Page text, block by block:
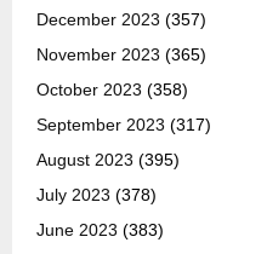
December 2023 (357)
November 2023 (365)
October 2023 (358)
September 2023 (317)
August 2023 (395)
July 2023 (378)
June 2023 (383)